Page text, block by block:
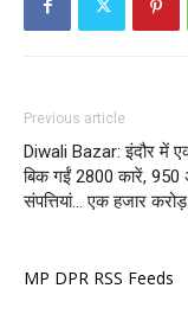
Previous article
Diwali Bazar: इंदौर में
बिक गईं 2800 कारें,
संपत्तियां… एक हजार करोड़
MP DPR RSS Feeds